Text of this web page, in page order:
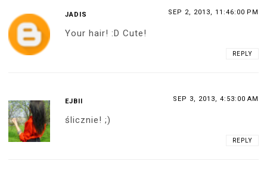
JADIS SEP 2, 2013, 11:46:00 PM
Your hair! :D Cute!
REPLY
EJBII SEP 3, 2013, 4:53:00 AM
ślicznie! ;)
REPLY